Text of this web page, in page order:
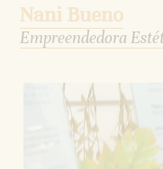
Nani Bueno
Empreendedora